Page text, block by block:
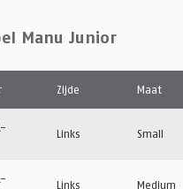
Manu Junior
Zijde Maat
Links Small
Links Medium